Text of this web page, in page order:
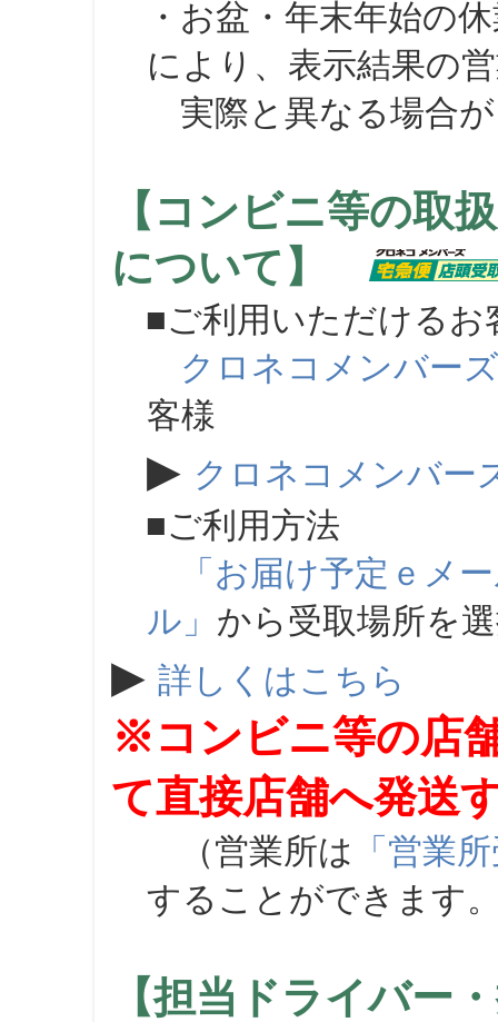
・お盆・年末年始の
により、表示結果の
実際と異なる場合が
【コンビニ等の取
について】
■ご利用いただけるお
クロネコメンバーズ
客様
▶ クロネコメンバー
■ご利用方法
「お届け予定ｅメ
ル」 から受取場所を
▶ 詳しくはこちら
※コンビニ等の店
て直接店舗へ発送
（営業所は 「営業
することができます
【担当ドライバー